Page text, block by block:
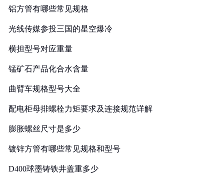
铝方管有哪些常见规格
光线传媒参投三国的星空爆冷
横担型号对应重量
锰矿石产品化合水含量
曲臂车规格型号大全
配电柜母排螺栓力矩要求及连接规范详解
膨胀螺丝尺寸是多少
镀锌方管有哪些常见规格和型号
D400球墨铸铁井盖重多少